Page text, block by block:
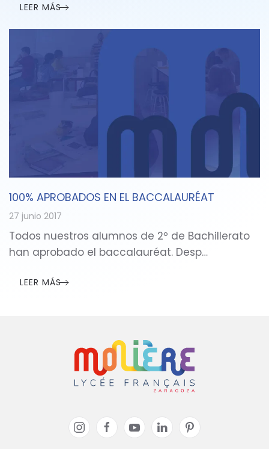
LEER MÁS
100% APROBADOS EN EL BACCALAURÉAT
27 junio 2017
Todos nuestros alumnos de 2º de Bachillerato
han aprobado el baccalauréat. Desp…
LEER MÁS